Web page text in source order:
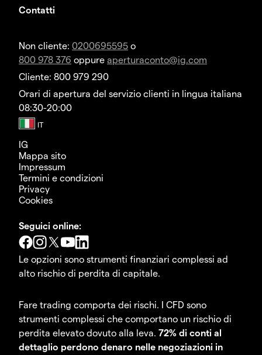
Contatti
Non cliente: 0200695595 o
800 978 376 oppure aperturaconto@ig.com
Cliente: 800 979 290
Orari di apertura del servizio clienti in lingua italiana
08:30-20:00
IG
Mappa sito
Impressum
Termini e condizioni
Privacy
Cookies
Seguici online:
Le opzioni sono strumenti finanziari complessi ad
alto rischio di perdita di capitale.
Fare trading comporta dei rischi. I CFD sono
strumenti complessi che comportano un rischio di
perdita elevato dovuto alla leva. 72% di conti al
dettaglio perdono denaro nelle negoziazioni in